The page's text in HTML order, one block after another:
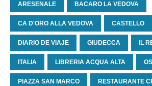
ARESENALE BACARO LA VEDOVA
CA D'ORO ALLA VEDOVA CASTELLO
DIARIO DE VIAJE GIUDECCA IL
ITALIA LIBRERIA ACQUA ALTA
PIAZZA SAN MARCO RESTAURANTE